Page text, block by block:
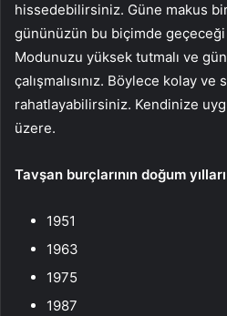
hissedebilirsiniz. Güne makus
gününüzün bu biçimde geçeceği
Modunuzu yüksek tutmalı ve
çalışmalısınız. Böylece kolay
rahatlayabilirsiniz. Kendinize
üzere.
Tavşan burçlarının doğum
1951
1963
1975
1987